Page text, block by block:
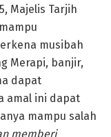
Majelis Tarjih
musibah
Merapi, banjir,
dapat
amal ini dapat
mampu salah
memberi